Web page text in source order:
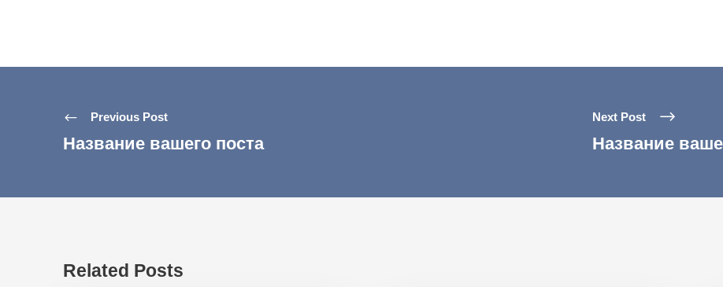
Previous Post
Название вашего поста
Next Post
Название
Related Posts